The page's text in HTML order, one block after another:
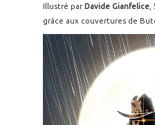
Illustré par Davide Gianfelice
grâce aux couvertures de